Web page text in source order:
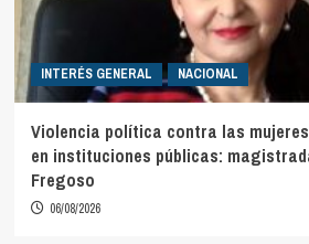
INTERÉS GENERAL NACIONAL
Violencia política contra las
en instituciones públicas:
Fregoso
06/08/2026